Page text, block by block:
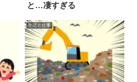
と…凄すぎる
生活と仕事